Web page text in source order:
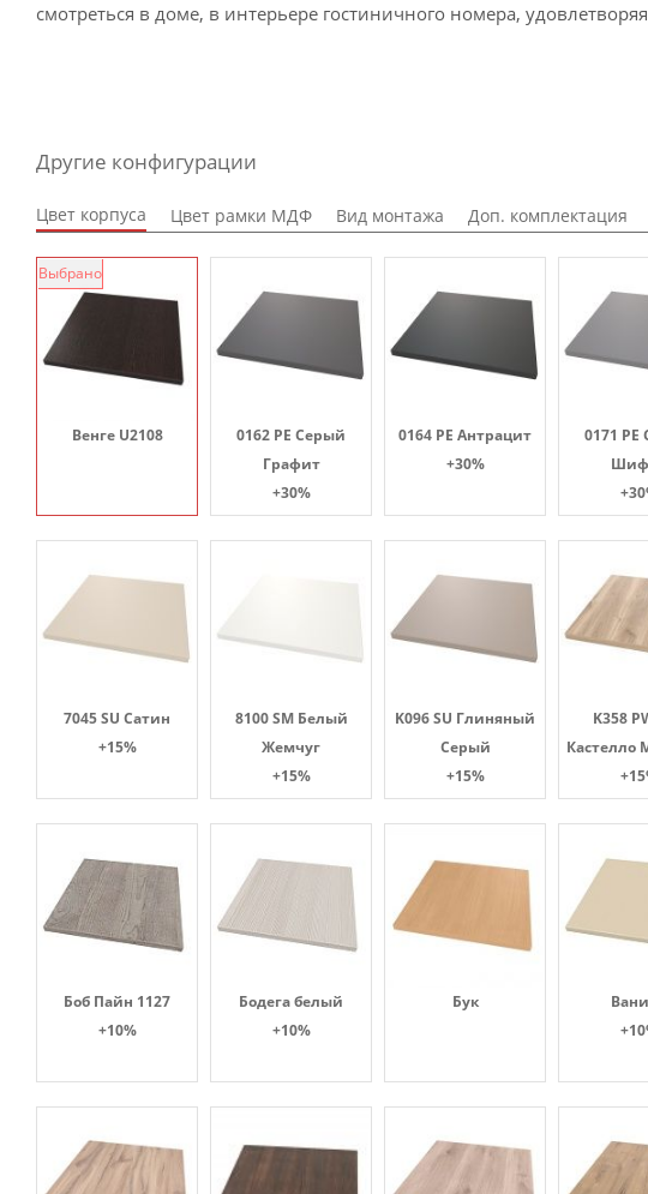
смотреться в доме, в интерьере гостиничного номера,
Другие конфигурации
Цвет корпуса Цвет рамки МДФ Вид монтажа Доп. комплектация
Венге U2108
Выбрано
0162 PE Серый
Графит
+30%
0164 PE Антрацит
+30%
0171
7045 SU Сатин
+15%
8100 SM Белый
Жемчуг
+15%
K096 SU Глиняный
Серый
+15%
K358
Кастелло
Боб Пайн 1127
+10%
Бодега белый
+10%
Бук